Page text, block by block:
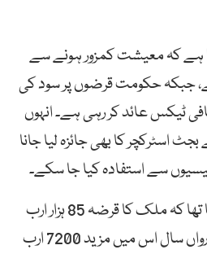
ہے کہ معیشت کمزور ہونے سے
جبکہ حکومت قرضوں پر سود کی
ٹیکس عائد کر رہی ہے۔ انہوں
اسٹرکچر کا بھی جائزہ لیا جانا
سے استفادہ کیا جا سکے۔
شاہد خاقان عباسی کا کہنا تھا کہ ملک کا قرضہ 85 ہزار ارب
روپے تک پہنچ چکا تھا اور رواں سال اس میں مزید 7200 ارب